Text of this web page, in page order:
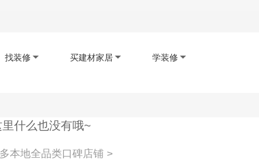
找装修 买建材家居 学装修
下载app
里什么也没有哦~
本地全品类口碑店铺 >